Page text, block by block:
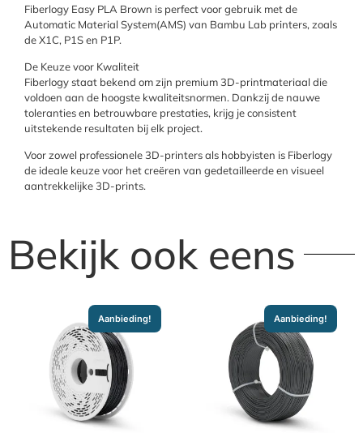
Fiberlogy Easy PLA Brown is perfect voor gebruik met de
Automatic Material System(AMS) van Bambu Lab printers, zoals
de X1C, P1S en P1P.
De Keuze voor Kwaliteit
Fiberlogy staat bekend om zijn premium 3D-printmateriaal die
voldoen aan de hoogste kwaliteitsnormen. Dankzij de nauwe
toleranties en betrouwbare prestaties, krijg je consistent
uitstekende resultaten bij elk project.
Voor zowel professionele 3D-printers als hobbyisten is Fiberlogy
de ideale keuze voor het creëren van gedetailleerde en visueel
aantrekkelijke 3D-prints.
Bekijk ook eens
Aanbieding! Aanbieding!